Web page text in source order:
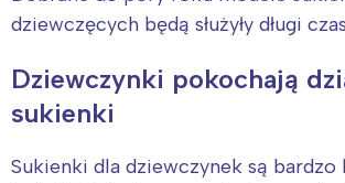
dziewczęcych będą służyły długi
Dziewczynki pokochają
sukienki
Sukienki dla dziewczynek są bardzo